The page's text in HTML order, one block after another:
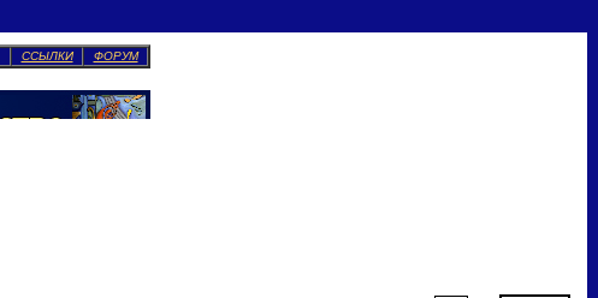
ССЫЛКИ ФОРУМ